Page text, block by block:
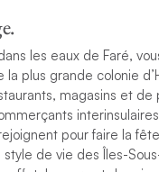
les eaux de Faré,
la plus grande colonie
magasins et de
pour faire la
de vie des Îles-